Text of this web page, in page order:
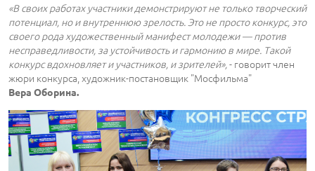
«В своих работах участники демонстрируют не только творческий
потенциал, но и внутреннюю зрелость. Это не просто конкурс, это
своего рода художественный манифест молодежи — против
несправедливости, за устойчивость и гармонию в мире. Такой
конкурс вдохновляет и участников, и зрителей»,- говорит член
жюри конкурса, художник-постановщик "Мосфильма"
Вера Оборина.